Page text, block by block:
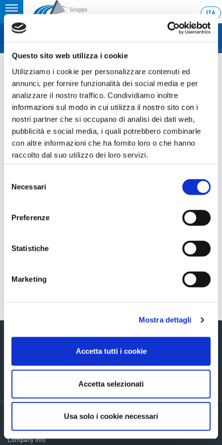
Questo sito web utilizza i cookie
Utilizziamo i cookie per personalizzare contenuti ed
annunci, per fornire funzionalità dei social media e per
analizzare il nostro traffico. Condividiamo inoltre
informazioni sul modo in cui utilizza il nostro sito con i
nostri partner che si occupano di analisi dei dati web,
pubblicità e social media, i quali potrebbero combinarle
con altre informazioni che ha fornito loro o che hanno
raccolto dal suo utilizzo dei loro servizi.
delNecessari
Preferenze
Statistiche
Marketing
Mostra dettagli
Accetta tutti i cookie
Accetta selezionati
Usa solo i cookie necessari
Toggle
navigation
ITA
Home
April 2017
Last update: 2017/04/28 18:33
28.04.2017
EXTRAORDINARY AND
ORDINARY SHAREHOLDERS’
MEETING HELD ON 28 APRIL
COS_Assemblea_ENG_28042017
Cookie Policy
Company info